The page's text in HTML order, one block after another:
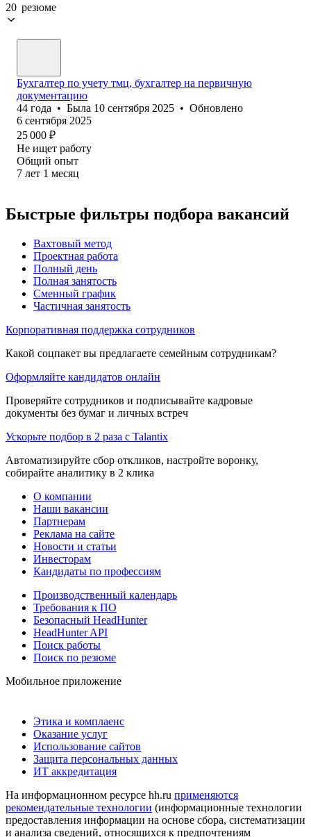
20 резюме
Бухгалтер по учету тмц, бухгалтер на первичную
документацию
44 года • Была 10 сентября 2025 • Обновлено
6 сентября 2025
25 000 ₽
Не ищет работу
Общий опыт
7 лет 1 месяц
Быстрые фильтры подбора вакансий
Вахтовый метод
Проектная работа
Полный день
Полная занятость
Сменный график
Частичная занятость
Корпоративная поддержка сотрудников
Какой соцпакет вы предлагаете семейным сотрудникам?
Оформляйте кандидатов онлайн
Проверяйте сотрудников и подписывайте кадровые
документы без бумаг и личных встреч
Ускорьте подбор в 2 раза с Talantix
Автоматизируйте сбор откликов, настройте воронку,
собирайте аналитику в 2 клика
О компании
Наши вакансии
Партнерам
Реклама на сайте
Новости и статьи
Инвесторам
Кандидаты по профессиям
Производственный календарь
Требования к ПО
Безопасный HeadHunter
HeadHunter API
Поиск работы
Поиск по резюме
Мобильное приложение
Этика и комплаенс
Оказание услуг
Использование сайтов
Защита персональных данных
ИТ аккредитация
На информационном ресурсе hh.ru применяются
рекомендательные технологии (информационные технологии
предоставления информации на основе сбора, систематизации
и анализа сведений, относящихся к предпочтениям